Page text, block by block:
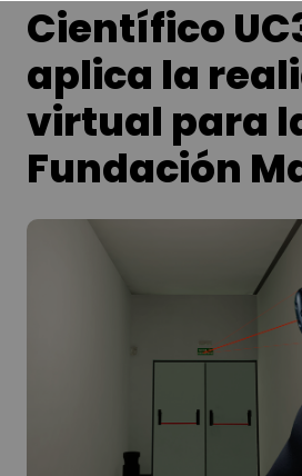
Científico
aplica la
virtual para
Fundación